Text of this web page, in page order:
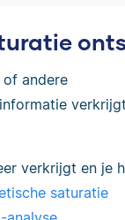
of andere
verkrijgt en je
saturatie